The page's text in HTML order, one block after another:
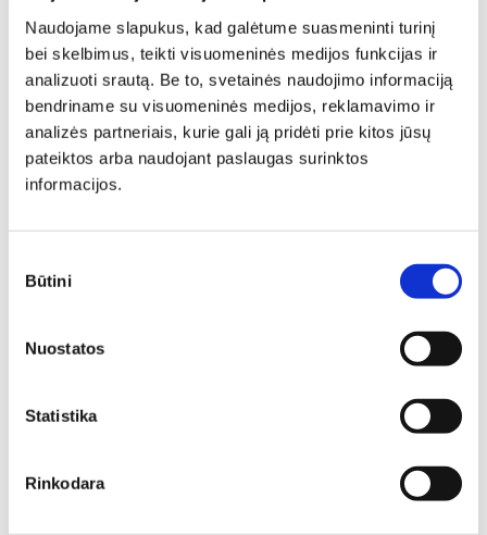
Naudojame slapukus, kad galėtume suasmeninti turinį
bei skelbimus, teikti visuomeninės medijos funkcijas ir
analizuoti srautą. Be to, svetainės naudojimo informaciją
bendriname su visuomeninės medijos, reklamavimo ir
analizės partneriais, kurie gali ją pridėti prie kitos jūsų
pateiktos arba naudojant paslaugas surinktos
informacijos.
pasirinkimas
Būtini
Nuostatos
Statistika
Rinkodara
Aukštis: 210 cm
2012,00 €1408,40 €
Ilgis: 140 cm, Gylis: 58 cm,
Aukštis: 207 cm
515,00 €386,25 €
Ilgis: 160 cm, Gylis: 60 cm,
1794,00